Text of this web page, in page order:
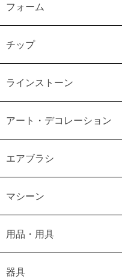
フォーム
チップ
ラインストーン
アート・デコレーション
エアブラシ
マシーン
用品・用具
器具